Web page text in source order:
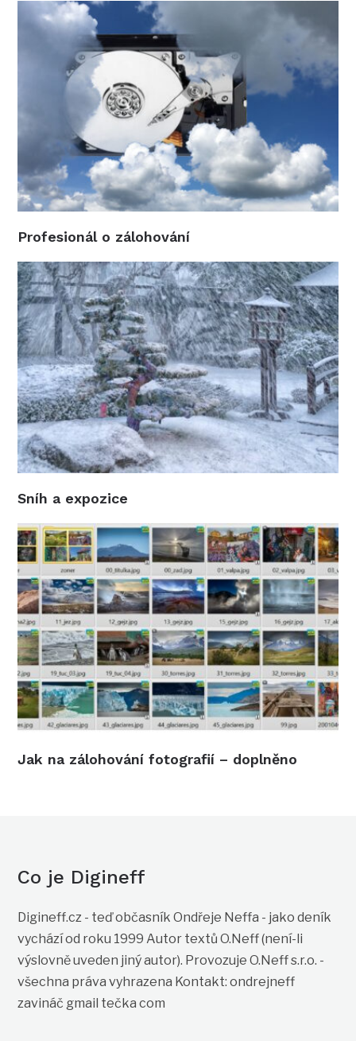
Profesionál o zálohování
Sníh a expozice
Jak na zálohování fotografií – doplněno
Co je Digineff
Digineff.cz - teď občasník Ondřeje Neffa - jako deník
vychází od roku 1999 Autor textů O.Neff (není-li
výslovně uveden jiný autor). Provozuje O.Neff s.r.o. -
všechna práva vyhrazena Kontakt: ondrejneff
zavináč gmail tečka com